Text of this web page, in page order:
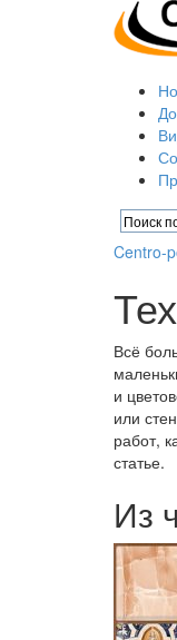
Centro-
Всё
и
или
работ,
статье.
Из